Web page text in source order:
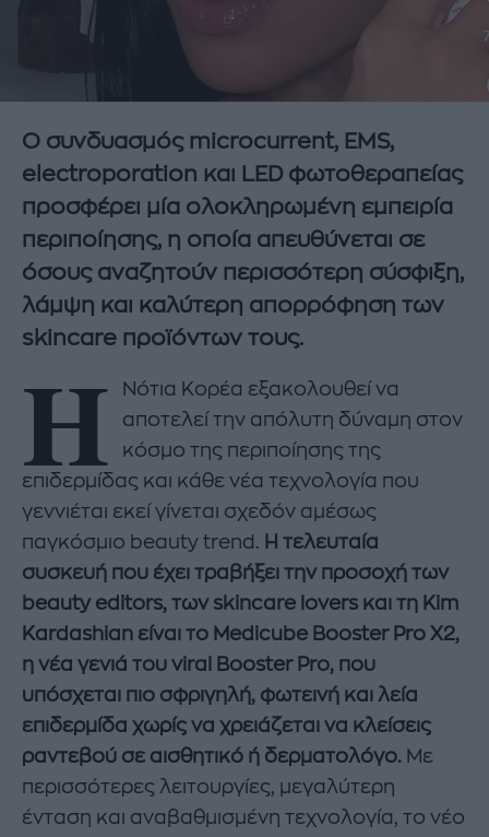
Ο συνδυασμός microcurrent, EMS,
electroporation και LED φωτοθεραπείας
προσφέρει μία ολοκληρωμένη εμπειρία
περιποίησης, η οποία απευθύνεται σε
όσους αναζητούν περισσότερη σύσφιξη,
λάμψη και καλύτερη απορρόφηση των
skincare προϊόντων τους.
Η
Νότια Κορέα εξακολουθεί να
αποτελεί την απόλυτη δύναμη στον
κόσμο της περιποίησης της
επιδερμίδας και κάθε νέα τεχνολογία που
γεννιέται εκεί γίνεται σχεδόν αμέσως
παγκόσμιο beauty trend. Η τελευταία
συσκευή που έχει τραβήξει την προσοχή των
beauty editors, των skincare lovers και τη Kim
Kardashian είναι το Medicube Booster Pro X2,
η νέα γενιά του viral Booster Pro, που
υπόσχεται πιο σφριγηλή, φωτεινή και λεία
επιδερμίδα χωρίς να χρειάζεται να κλείσεις
ραντεβού σε αισθητικό ή δερματολόγο. Με
περισσότερες λειτουργίες, μεγαλύτερη
ένταση και αναβαθμισμένη τεχνολογία, το νέο